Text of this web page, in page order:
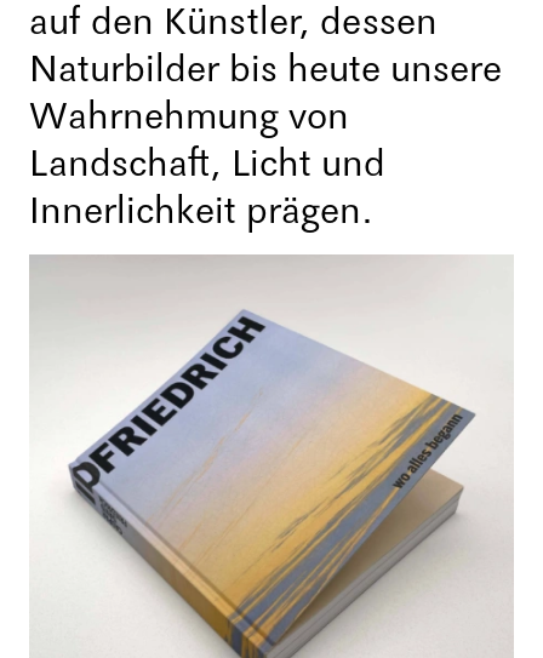
auf den Künstler, dessen
Naturbilder bis heute unsere
Wahrnehmung von
Landschaft, Licht und
Innerlichkeit prägen.